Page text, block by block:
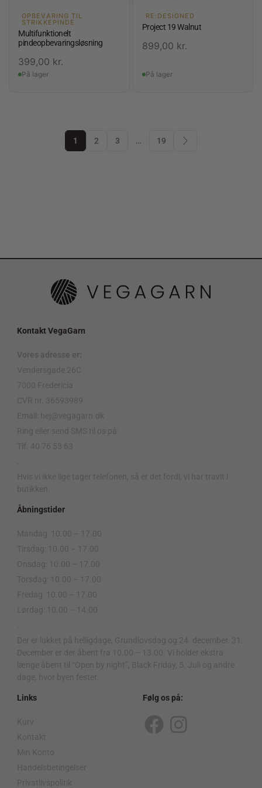
OPBEVARING TIL
STRIKKEPINDE
Multifunktionelt
pindeopbevaringsløsning
399,00 kr.
På lager
RE:DESIGNED
Project 19 Walnut
899,00 kr.
På lager
1 2 3 … 19
Kontakt VegaGarn
Vores adresse er:
Vendersgade 26C
7000 Fredericia
CVR nr. 36593989
Email: hej@vegagarn.dk
Ring eller send SMS til os på:
Tlf. 40 76 53 63
Hvis vi ikke lige tager telefonen, så er det fordi, vi har travlt i
butikken.
Åbningstider
Mandag: 10.00 – 17.00
Tirsdag: 10.00 – 17.00
Onsdag: 10.00 – 17.00
Torsdag: 10.00 – 17.00
Fredag: 10.00 – 17.00
Lørdag: 10.00 – 14.00
Der er lukket på helligdage, Grundlovsdag og 24. december. 31.
December er der åbent fra 10.00 – 13.00. Vi holder ekstra
længe åbent til “Open by night”, Black Friday, 5. Juli og andre
dage, hvor byen fester.
Links
Kurv
Kontakt
Min Konto
Handelsbetingelser
Privatlivspolitik
Følg os på:
F
I